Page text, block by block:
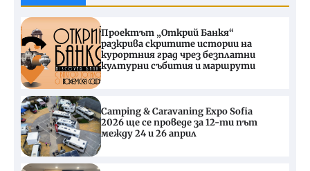
Проектът „Открий Банкя“
разкрива скритите истории на
курортния град чрез безплатни
културни събития и маршрути
Camping & Caravaning Expo Sofia
2026 ще се проведе за 12-ти път
между 24 и 26 април